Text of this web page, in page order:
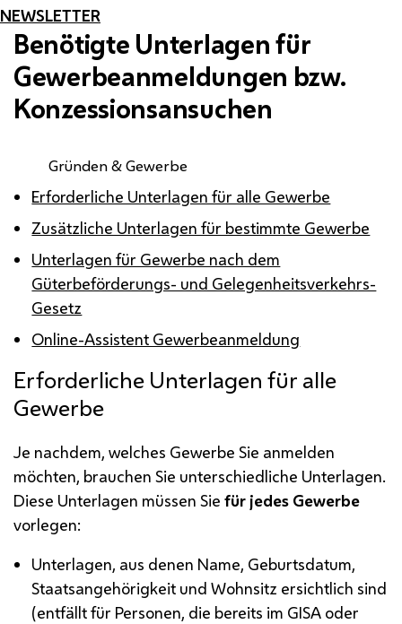
NEWSLETTER
Benötigte Unterlagen für
Gewerbeanmeldungen bzw.
Konzessionsansuchen
Gründen & Gewerbe
Erforderliche Unterlagen für alle Gewerbe
Zusätzliche Unterlagen für bestimmte Gewerbe
Unterlagen für Gewerbe nach dem
Güterbeförderungs- und Gelegenheitsverkehrs-
Gesetz
Online-Assistent Gewerbeanmeldung
Erforderliche Unterlagen für alle
Gewerbe
Je nachdem, welches Gewerbe Sie anmelden
möchten, brauchen Sie unterschiedliche Unterlagen.
Diese Unterlagen müssen Sie für jedes Gewerbe
vorlegen:
Unterlagen, aus denen Name, Geburtsdatum,
Staatsangehörigkeit und Wohnsitz ersichtlich sind
(entfällt für Personen, die bereits im GISA oder